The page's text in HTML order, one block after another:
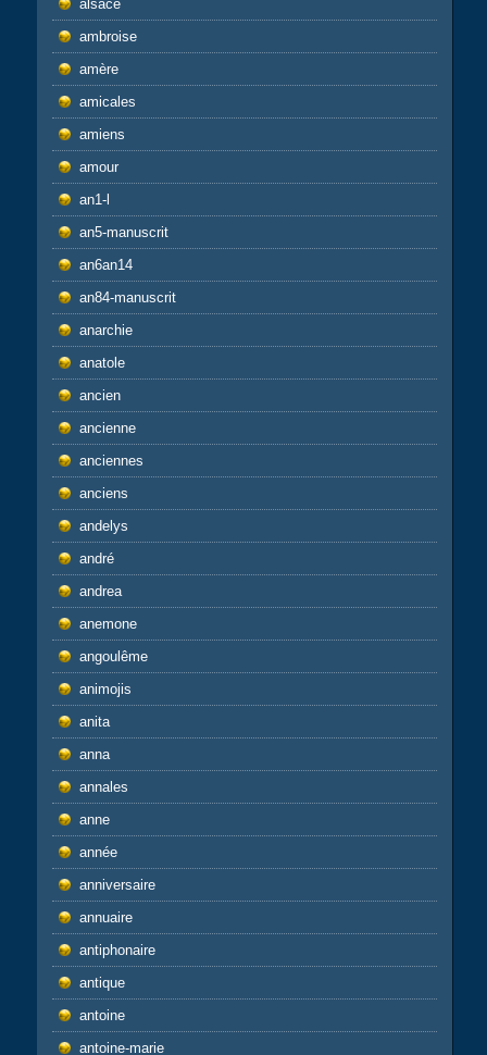
alsace
ambroise
amère
amicales
amiens
amour
an1-l
an5-manuscrit
an6an14
an84-manuscrit
anarchie
anatole
ancien
ancienne
anciennes
anciens
andelys
andré
andrea
anemone
angoulême
animojis
anita
anna
annales
anne
année
anniversaire
annuaire
antiphonaire
antique
antoine
antoine-marie